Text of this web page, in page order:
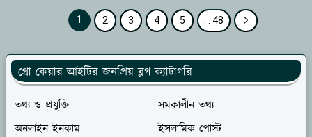
1 2 3 4 5 . . 48
গ্রো কেয়ার আইটির জনপ্রিয় ব্লগ ক্যাটাগরি
তথ্য ও প্রযুক্তি
সমকালীন তথ্য
অনলাইন ইনকাম
ইসলামিক পোস্ট